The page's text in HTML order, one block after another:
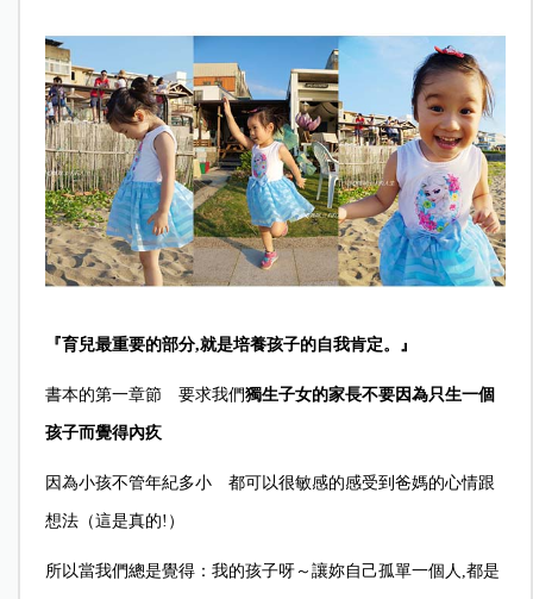
『育兒最重要的部分,就是培養孩子的自我肯定。』
書本的第一章節 要求我們獨生子女的家長不要因為只生一個
孩子而覺得內疚
因為小孩不管年紀多小 都可以很敏感的感受到爸媽的心情跟
想法（這是真的!）
所以當我們總是覺得：我的孩子呀～讓妳自己孤單一個人,都是